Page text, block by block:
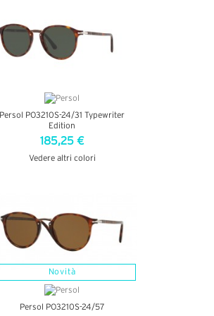
Persol PO3210S-24/31 Typewriter
Edition
185,25 €
Vedere altri colori
Novità
Persol PO3210S-24/57